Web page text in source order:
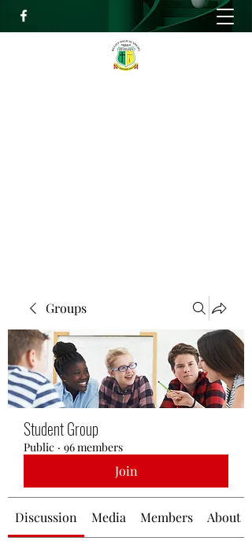
Groups
Student Group
Public · 96 members
Join
Discussion Media Members About